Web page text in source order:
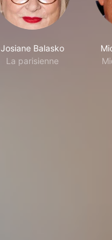
Josiane Balasko
La parisienne